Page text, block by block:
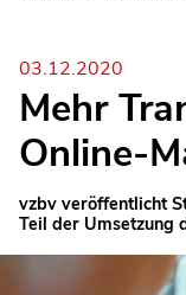
03.12.2020
Mehr
Online-
vzbv veröffentlicht
Teil der Umsetzung